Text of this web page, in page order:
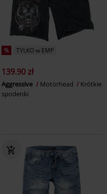
% TYLKO w EMP
139.90 zł
Aggressive Motörhead
Krótkie
spodenki